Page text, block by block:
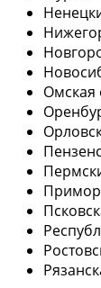
Омская